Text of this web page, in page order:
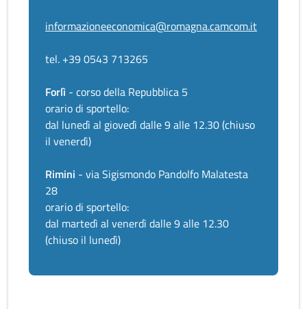
informazioneeconomica@romagna.camcom.it
tel. +39 0543 713265
Forlì - corso della Repubblica 5
orario di sportello:
dal lunedì al giovedì dalle 9 alle 12.30 (chiuso
il venerdì)
Rimini - via Sigismondo Pandolfo Malatesta
28
orario di sportello:
dal martedì al venerdì dalle 9 alle 12.30
(chiuso il lunedì)